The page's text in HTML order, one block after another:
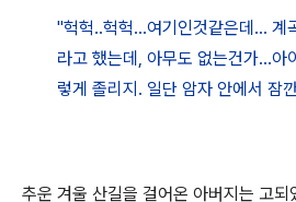
"헉헉..헉헉...여기인것같은데... 계
라고 했는데, 아무도 없는건가...아
렇게 졸리지. 일단 암자 안에서 잠
추운 겨울 산길을 걸어온 아버지는 고되